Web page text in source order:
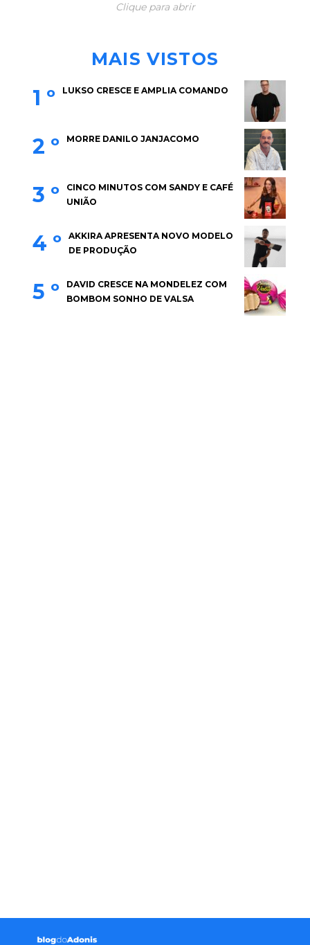
Clique para abrir
MAIS VISTOS
1 º LUKSO CRESCE E AMPLIA COMANDO
2 º MORRE DANILO JANJACOMO
3 º
CINCO MINUTOS COM SANDY E CAFÉ
UNIÃO
4 º
AKKIRA APRESENTA NOVO MODELO
DE PRODUÇÃO
5 º
DAVID CRESCE NA MONDELEZ COM
BOMBOM SONHO DE VALSA